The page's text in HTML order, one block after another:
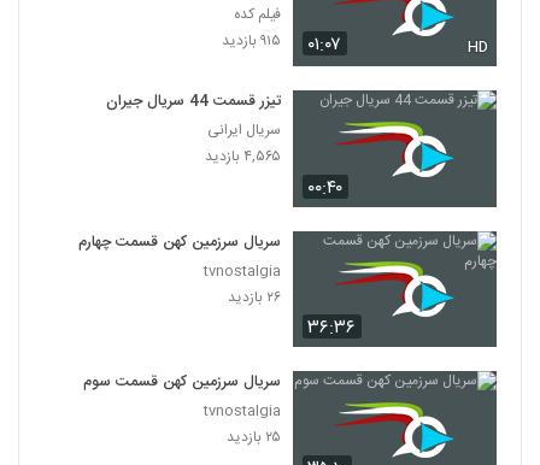
۰۱:۰۷ HD
فیلم کده
۹۱۵ بازدید
۰۰:۴۰
تیزر قسمت 44 سریال جیران
سریال ایرانی
۴,۵۶۵ بازدید
۳۶:۳۶
سریال سرزمین کهن قسمت چهارم
tvnostalgia
۲۶ بازدید
سریال سرزمین کهن قسمت سوم
tvnostalgia
۲۵ بازدید